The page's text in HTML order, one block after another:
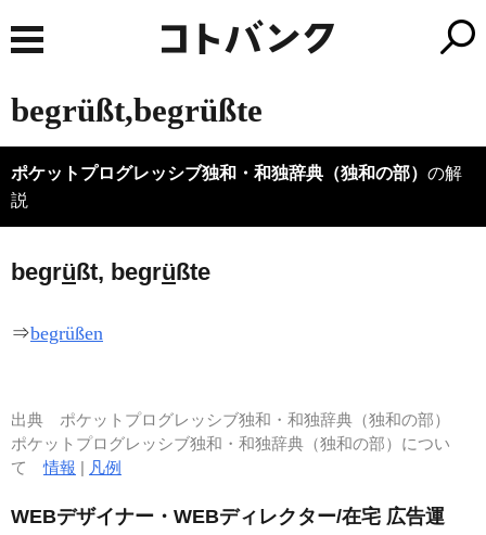
begrüßt,begrüßte
ポケットプログレッシブ独和・和独辞典（独和の部） の解
説
begrüßt, begrüßte
⇒begrüßen
出典 ポケットプログレッシブ独和・和独辞典（独和の部）
ポケットプログレッシブ独和・和独辞典（独和の部）につい
て情報 | 凡例
WEBデザイナー・WEBディレクター/在宅 広告運